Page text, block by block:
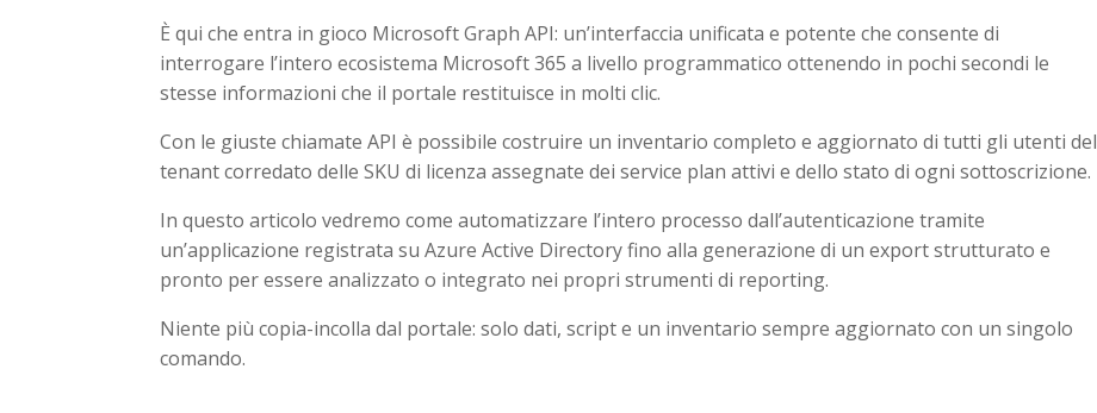
È qui che entra in gioco Microsoft Graph API: un’interfaccia unificata e potente che consente di
interrogare l’intero ecosistema Microsoft 365 a livello programmatico ottenendo in pochi secondi le
stesse informazioni che il portale restituisce in molti clic.
Con le giuste chiamate API è possibile costruire un inventario completo e aggiornato di tutti gli utenti del
tenant corredato delle SKU di licenza assegnate dei service plan attivi e dello stato di ogni sottoscrizione.
In questo articolo vedremo come automatizzare l’intero processo dall’autenticazione tramite
un’applicazione registrata su Azure Active Directory fino alla generazione di un export strutturato e
pronto per essere analizzato o integrato nei propri strumenti di reporting.
Niente più copia-incolla dal portale: solo dati, script e un inventario sempre aggiornato con un singolo
comando.